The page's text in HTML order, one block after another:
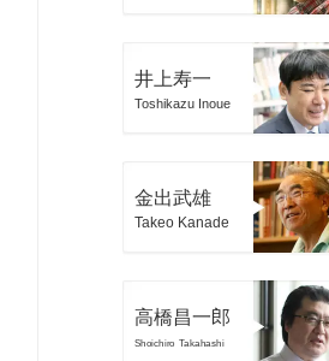
井上寿一
Toshikazu Inoue
金出武雄
Takeo Kanade
高橋昌一郎
Shoichiro Takahashi